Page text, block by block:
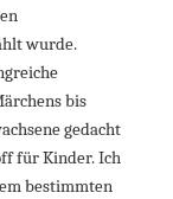
wurde.
bis
gedacht
für Kinder. Ich
bestimmten